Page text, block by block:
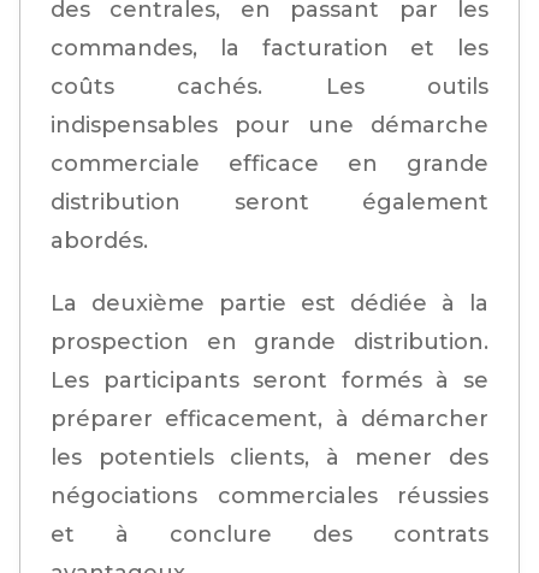
des centrales, en passant par les
commandes, la facturation et les
coûts cachés. Les outils
indispensables pour une démarche
commerciale efficace en grande
distribution seront également
abordés.
La deuxième partie est dédiée à la
prospection en grande distribution.
Les participants seront formés à se
préparer efficacement, à démarcher
les potentiels clients, à mener des
négociations commerciales réussies
et à conclure des contrats